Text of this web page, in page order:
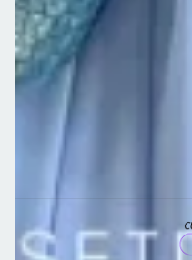
Meios de pagamento
Meios de envio